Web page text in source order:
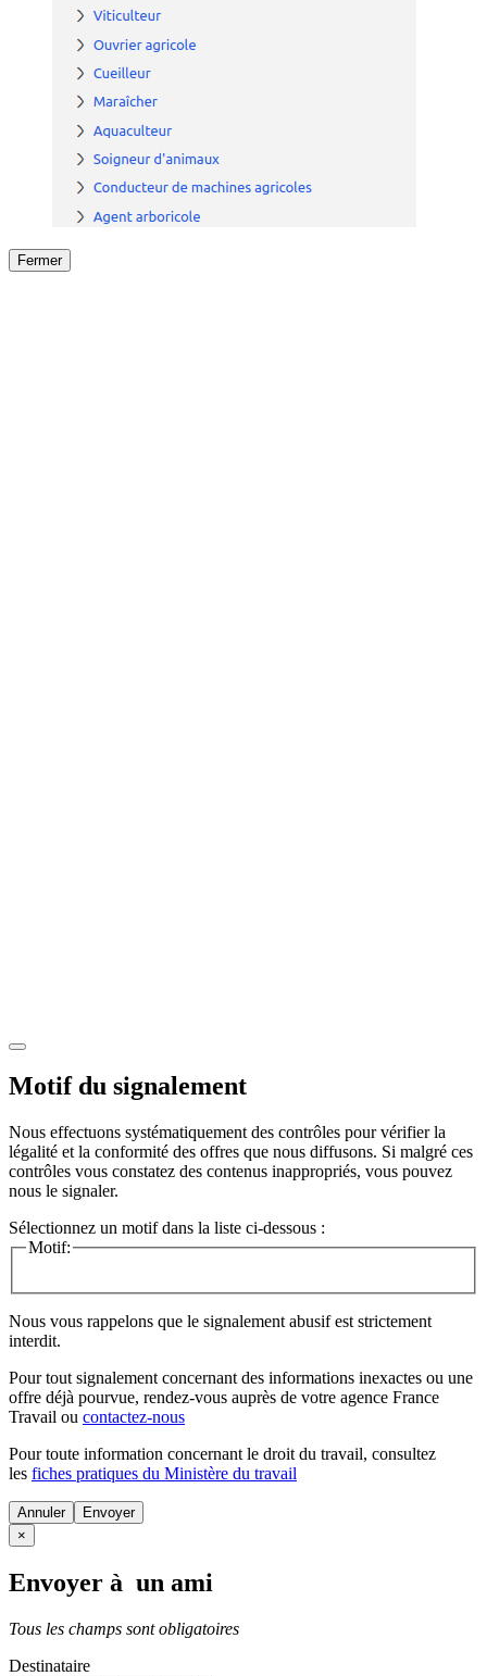
Fermer
Motif du signalement
Nous effectuons systématiquement des contrôles pour vérifier la
légalité et la conformité des offres que nous diffusons. Si malgré ces
contrôles vous constatez des contenus inappropriés, vous pouvez
nous le signaler.
Sélectionnez un motif dans la liste ci-dessous :
Motif:
Nous vous rappelons que le signalement abusif est strictement
interdit.
Pour tout signalement concernant des informations inexactes ou une
offre déjà pourvue, rendez-vous auprès de votre agence France
Travail ou contactez-nous
Pour toute information concernant le droit du travail, consultez
les fiches pratiques du Ministère du travail
Annuler
×
Envoyer à un ami
Tous les champs sont obligatoires
Destinataire